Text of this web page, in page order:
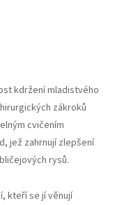
kdržení mladistvého
zákroků
cvičením
jež zahrnují zlepšení
rysů.
kteří se jí věnují